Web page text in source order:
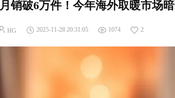
销破6万件！今年海外取暖市场
HG 2025-11-28 20:31:05 1074 2